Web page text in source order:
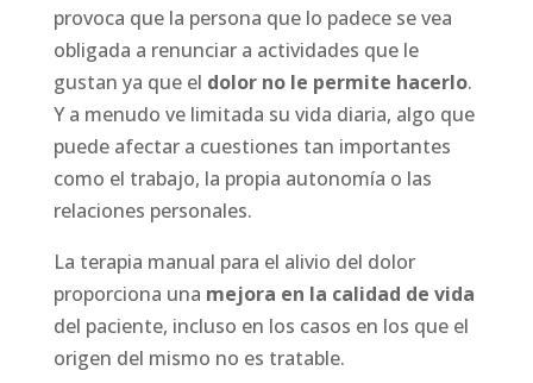
provoca que la persona que lo padece se vea
obligada a renunciar a actividades que le
gustan ya que el dolor no le permite hacerlo.
Y a menudo ve limitada su vida diaria, algo que
puede afectar a cuestiones tan importantes
como el trabajo, la propia autonomía o las
relaciones personales.
La terapia manual para el alivio del dolor
proporciona una mejora en la calidad de vida
del paciente, incluso en los casos en los que el
origen del mismo no es tratable.